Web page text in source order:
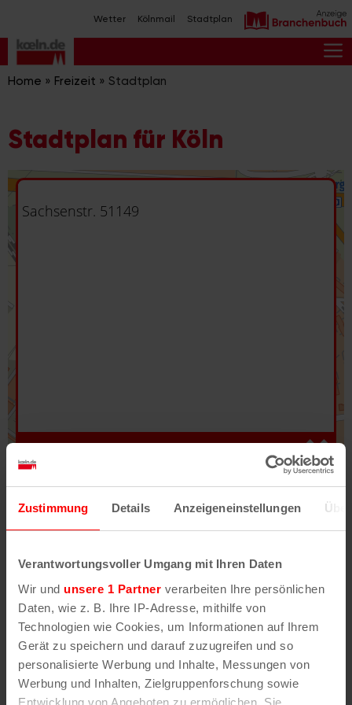
Zustimmung Details Anzeigeneinstellungen
Verantwortungsvoller Umgang mit Ihren Daten
Wir und unsere 1 Partner verarbeiten Ihre persönlichen
Daten, wie z. B. Ihre IP-Adresse, mithilfe von
Technologien wie Cookies, um Informationen auf Ihrem
Gerät zu speichern und darauf zuzugreifen und so
personalisierte Werbung und Inhalte, Messungen von
Werbung und Inhalten, Zielgruppenforschung sowie
Entwicklung von Angeboten zu ermöglichen. Sie
Inhalt
springen
Wetter Kölnmail Stadtplan
Home » Freizeit » Stadtplan
Stadtplan für Köln
Fehler/Problem melden
Darstellung des RVR-Kartenwerks
Stadtplanwerk
erhältst Du unsere koeln.de-Karte mit vielen
weiteren Details wie z.B. Hausnummern.
Unser Stadtplan basiert auf Daten des
OpenStreetMap
-Projekts (
© OpenStreetMap
Mitwirkende
) und von OpenCycleMap.org